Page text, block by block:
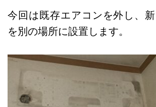
今回は既存エアコンを外し、
を別の場所に設置します。